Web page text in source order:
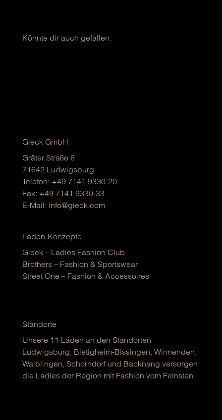
Könnte dir auch gefallen.
Gieck GmbH
Gräter Straße 6
71642 Ludwigsburg
Telefon: +49 7141 9330-20
Fax: +49 7141 9330-33
E-Mail: info@gieck.com
Laden-Konzepte
Gieck – Ladies Fashion Club
Brothers – Fashion & Sportswear
Street One – Fashion & Accessoires
Standorte
Unsere 11 Läden an den Standorten
Ludwigsburg, Bietigheim-Bissingen, Winnenden,
Waiblingen, Schorndorf und Backnang versorgen
die Ladies der Region mit Fashion vom Feinsten.